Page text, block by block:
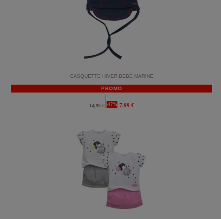
CASQUETTE HIVER BEBE MARINE
PROMO
14,99 € -47% 7,99 €